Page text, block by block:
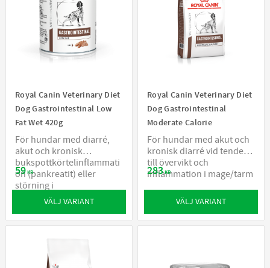
Royal Canin Veterinary Diet
Dog Gastrointestinal Low
Fat Wet 420g
För hundar med diarré,
akut och kronisk
bukspottkörtelinflammati
on (pankreatit) eller
störning i
fettomsättningen
59KR
VÄLJ VARIANT
Royal Canin Veterinary Diet
Dog Gastrointestinal
Moderate Calorie
För hundar med akut och
kronisk diarré vid tendens
till övervikt och
inflammation i mage/tarm
283KR
VÄLJ VARIANT